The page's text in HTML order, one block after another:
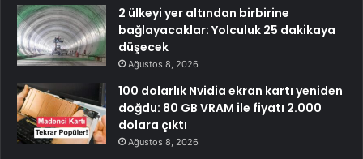
2 ülkeyi yer altından birbirine
bağlayacaklar: Yolculuk 25 dakikaya
düşecek
Ağustos 8, 2026
100 dolarlık Nvidia ekran kartı yeniden
doğdu: 80 GB VRAM ile fiyatı 2.000
dolara çıktı
Ağustos 8, 2026